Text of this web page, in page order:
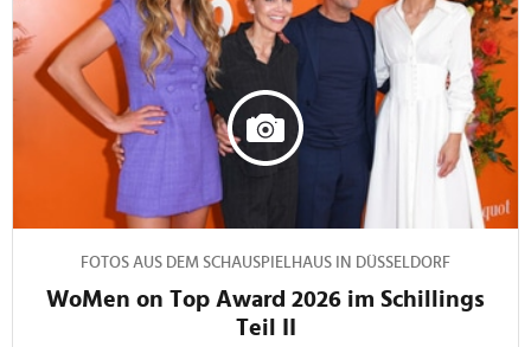
FOTOS AUS DEM SCHAUSPIELHAUS IN DÜSSELDORF
WoMen on Top Award 2026 im Schillings
Teil II